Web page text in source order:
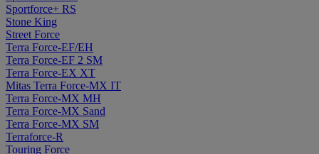
Sportforce+ RS
Stone King
Street Force
Terra Force-EF/EH
Terra Force-EF 2 SM
Terra Force-EX XT
Mitas Terra Force-MX IT
Terra Force-MX MH
Terra Force-MX Sand
Terra Force-MX SM
Terraforce-R
Touring Force